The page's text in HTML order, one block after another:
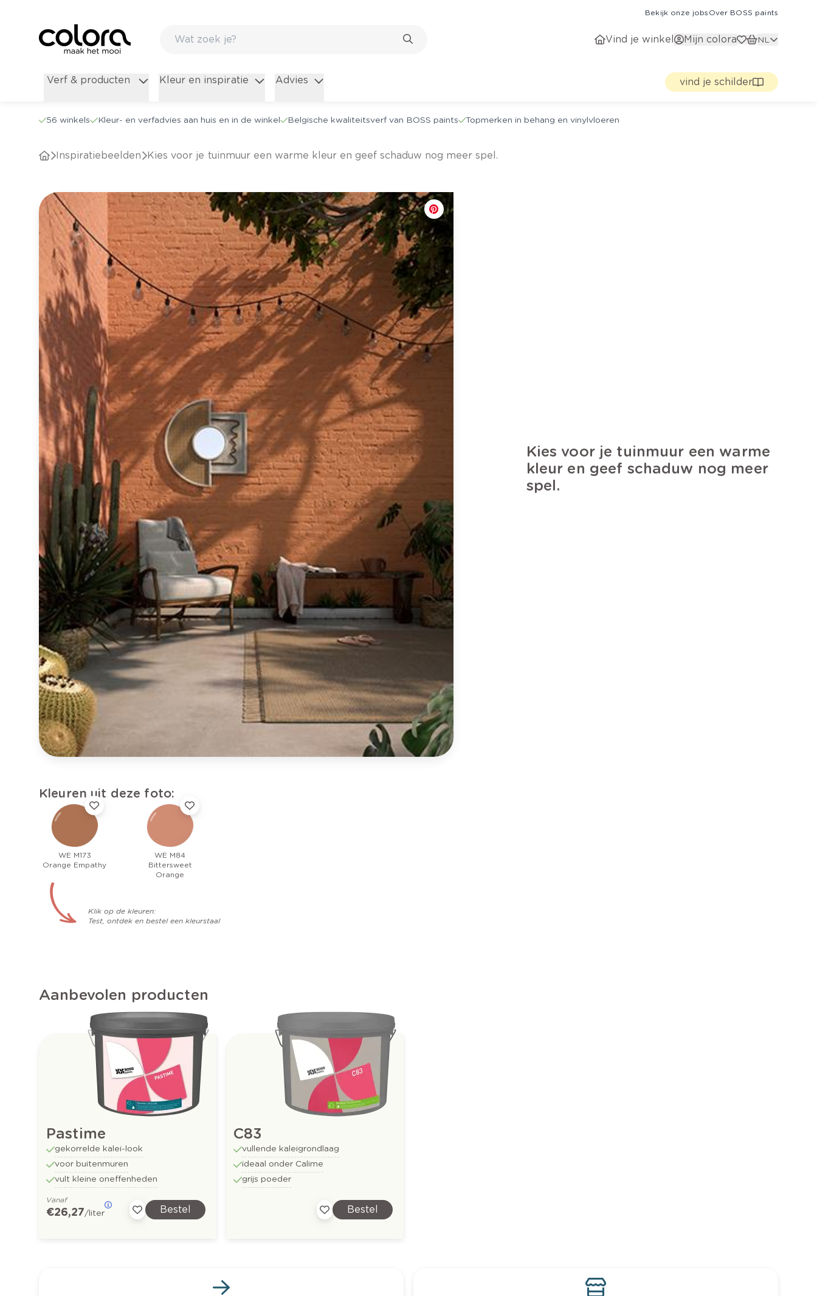
Bekijk onze jobs Over BOSS paints
Vind je winkel Mijn colora NL
Verf & producten Kleur en inspiratie Advies vind je schilder
56 winkels Kleur- en verfadvies aan huis en in de winkel Belgische kwaliteitsverf van BOSS paints Topmerken in behang en vinylvloeren
Inspiratiebeelden Kies voor je tuinmuur een warme kleur en geef schaduw nog meer spel.
Kies voor je tuinmuur een warme
kleur en geef schaduw nog meer
spel.
Kleuren uit deze foto:
WE M173
Orange Empathy
WE M84
Bittersweet
Orange
Klik op de kleuren:
Test, ontdek en bestel een kleurstaal
Aanbevolen producten
Pastime
gekorrelde kalei-look
voor buitenmuren
vult kleine oneffenheden
Vanaf
€ 26,27/liter Bestel
C83
vullende kaleigrondlaag
ideaal onder Calime
grijs poeder
Bestel